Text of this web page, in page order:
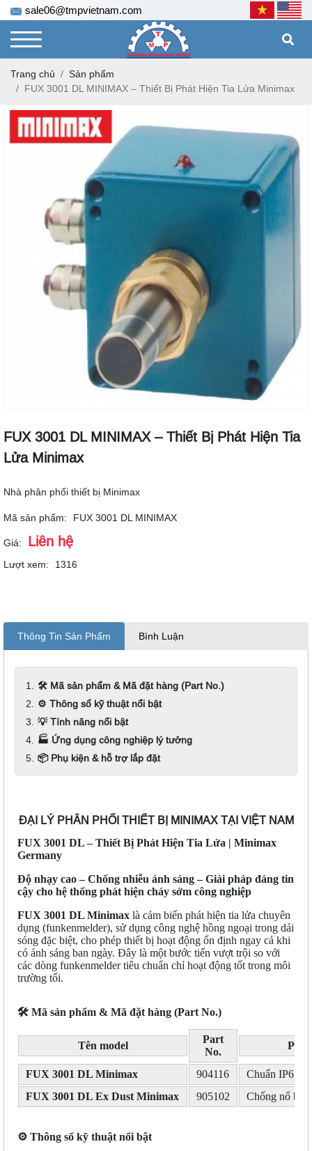
sale06@tmpvietnam.com
Trang chủ
Sản phẩm
FUX 3001 DL MINIMAX – Thiết Bị Phát Hiện Tia Lửa Minimax
FUX 3001 DL MINIMAX – Thiết Bị Phát Hiện Tia
Lửa Minimax
Nhà phân phối thiết bị Minimax
Mã sản phẩm: FUX 3001 DL MINIMAX
Giá: Liên hệ
Lượt xem: 1316
Thông Tin Sản Phẩm Bình Luận
🛠️ Mã sản phẩm & Mã đặt hàng (Part No.)
⚙️ Thông số kỹ thuật nổi bật
💡 Tính năng nổi bật
🏭 Ứng dụng công nghiệp lý tưởng
📦 Phụ kiện & hỗ trợ lắp đặt
ĐẠI LÝ PHÂN PHỐI THIẾT BỊ MINIMAX TẠI VIỆT NAM
FUX 3001 DL – Thiết Bị Phát Hiện Tia Lửa | Minimax
Germany
Độ nhạy cao – Chống nhiễu ánh sáng – Giải pháp đáng tin
cậy cho hệ thống phát hiện cháy sớm công nghiệp
FUX 3001 DL Minimax là cảm biến phát hiện tia lửa chuyên
dụng (funkenmelder), sử dụng công nghệ hồng ngoại trong dải
sóng đặc biệt, cho phép thiết bị hoạt động ổn định ngay cả khi
có ánh sáng ban ngày. Đây là một bước tiến vượt trội so với
các dòng funkenmelder tiêu chuẩn chỉ hoạt động tốt trong môi
trường tối.
🛠 ️ Mã sản phẩm & Mã đặt hàng (Part No.)
Tên model
Part
No.
FUX 3001 DL Minimax 904116
Chuẩn IP65
FUX 3001 DL Ex Dust Minimax
905102 Chống nổ bụi
⚙️ Thông số kỹ thuật nổi bật